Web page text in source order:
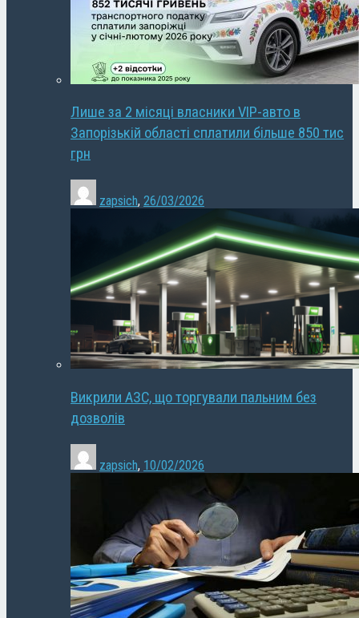
Лише за 2 місяці власники VIP-авто в
Запорізькій області сплатили більше 850 тис
грн
zapsich, 26/03/2026
Викрили АЗС, що торгували пальним без
дозволів
zapsich, 10/02/2026